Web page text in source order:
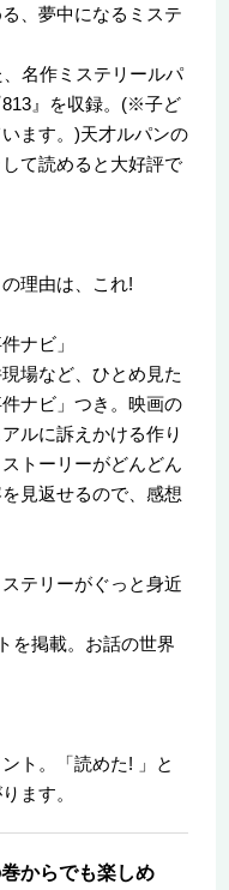
、夢中になるミステ
名作ミステリールパ
』を収録。(※子ど
ます。)天才ルパンの
て読めると大好評で
理由は、これ!
ナビ」
場など、ひとめ見た
ナビ」つき。映画の
ルに訴えかける作り
トーリーがどんどん
見返せるので、感想
テリーがぐっと身近
を掲載。お話の世界
ト。「読めた! 」と
ます。
からでも楽しめ